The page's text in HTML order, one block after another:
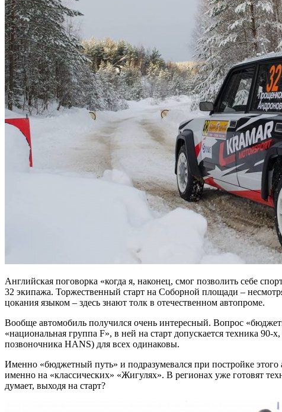
Английская поговорка «когда я, наконец, смог позволить себе
32 экипажа. Торжественный старт на Соборной площади –
цокания языком – здесь знают толк в отечественном автопроме.
Вообще автомобиль получился очень интересный. Вопрос
«национальная группа F», в ней на старт допускается техника
позвоночника HANS) для всех одинаковы.
Именно «бюджетный путь» и подразумевался при постройке
именно на «классических» «Жигулях». В регионах уже готовят
думает, выходя на старт?